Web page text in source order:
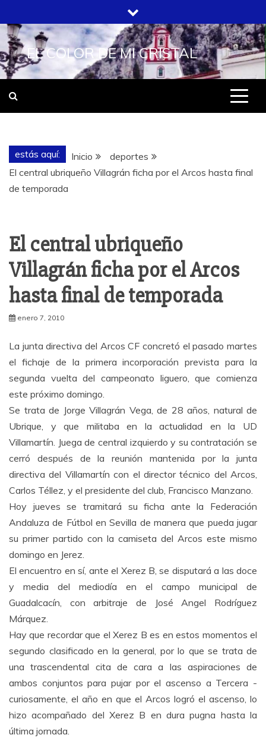
al
contenido
EL COLOR DE MI CRISTAL
estás aquí: Inicio
deportes
El central ubriqueño Villagrán ficha por el Arcos hasta final
de temporada
El central ubriqueño
Villagrán ficha por el Arcos
hasta final de temporada
enero 7, 2010
La junta directiva del Arcos CF concretó el pasado martes
el fichaje de la primera incorporación prevista para la
segunda vuelta del campeonato liguero, que comienza
este próximo domingo.
Se trata de Jorge Villagrán Vega, de 28 años, natural de
Ubrique, y que militaba en la actualidad en la UD
Villamartín. Juega de central izquierdo y su contratación se
cerró después de la reunión mantenida por la junta
directiva del Villamartín con el director técnico del Arcos,
Carlos Téllez, y el presidente del club, Francisco Manzano.
Hoy jueves se tramitará su ficha ante la Federación
Andaluza de Fútbol en Sevilla de manera que pueda jugar
su primer partido con la camiseta del Arcos este mismo
domingo en Jerez.
El encuentro en sí, ante el Xerez B, se disputará a las doce
y media del mediodía en el campo municipal de
Guadalcacín, con arbitraje de José Angel Rodríguez
Márquez.
Hay que recordar que el Xerez B es en estos momentos el
segundo clasificado en la general, por lo que se trata de
una trascendental cita de cara a las aspiraciones de
ambos conjuntos para pujar por el ascenso a Tercera -
curiosamente, el año en que el Arcos logró el ascenso, lo
hizo acompañado del Xerez B en dura pugna hasta la
última jornada.